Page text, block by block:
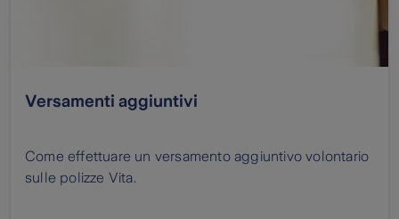
Versamenti aggiuntivi
Come effettuare un versamento aggiuntivo volontario
sulle polizze Vita.